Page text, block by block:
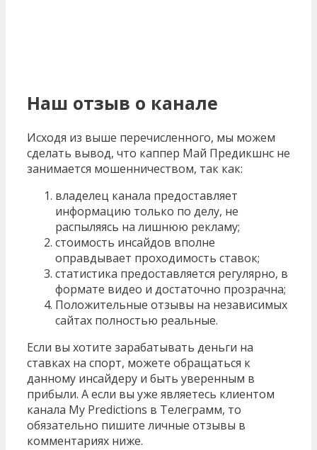
Наш отзыв о канале
Исходя из выше перечисленного, мы можем
сделать вывод, что каппер Май Предикшнс не
занимается мошенничеством, так как:
владелец канала предоставляет
информацию только по делу, не
распыляясь на лишнюю рекламу;
стоимость инсайдов вполне
оправдывает проходимость ставок;
статистика предоставляется регулярно, в
формате видео и достаточно прозрачна;
Положительные отзывы на независимых
сайтах полностью реальные.
Если вы хотите зарабатывать деньги на
ставках на спорт, можете обращаться к
данному инсайдеру и быть уверенным в
прибыли. А если вы уже являетесь клиентом
канала My Predictions в Телеграмм, то
обязательно пишите личные отзывы в
комментариях ниже.